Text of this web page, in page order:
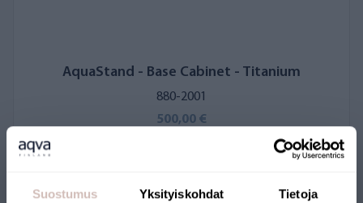
Suostumus Yksityiskohdat Tietoja
AquaStand - Base Cabinet - Titanium
880-2001
500,00 €